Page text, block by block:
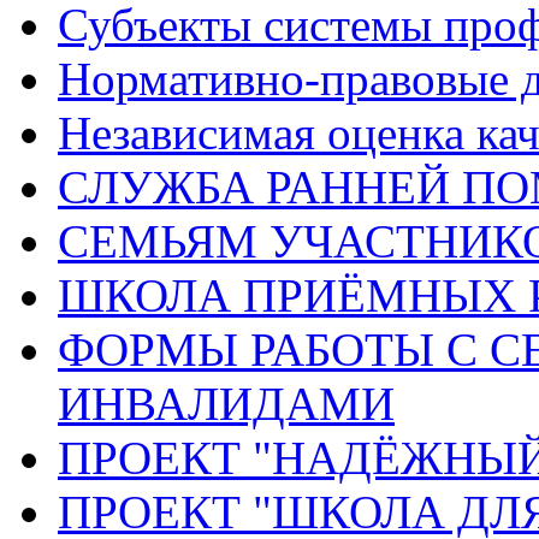
Субъекты системы
Нормативно-правовые
Независимая оценка
СЛУЖБА РАННЕЙ
СЕМЬЯМ
ШКОЛА ПРИЁМНЫХ
ФОРМЫ РАБОТЫ С
ИНВАЛИДАМИ
ПРОЕКТ
ПРОЕКТ "ШКОЛА